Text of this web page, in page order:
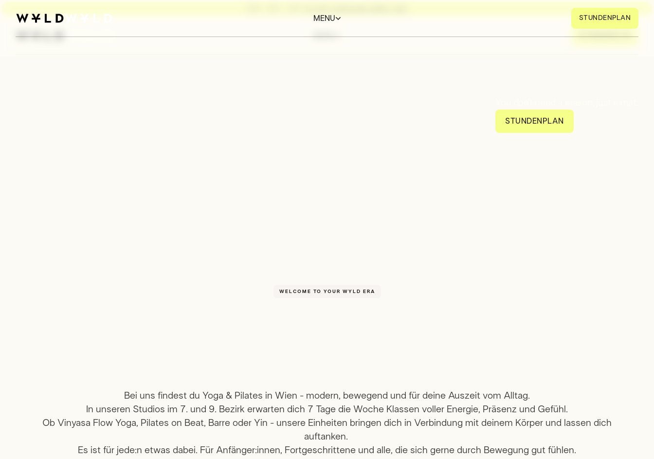
MENU STUNDENPLAN
MENU STUNDENPLAN
STUNDENPLAN
WELCOME TO YOUR WYLD ERA
Bei uns findest du Yoga & Pilates in Wien - modern, bewegend und für deine Auszeit vom Alltag.
In unseren Studios im 7. und 9. Bezirk erwarten dich 7 Tage die Woche Klassen voller Energie, Präsenz und Gefühl.
Ob Vinyasa Flow Yoga, Pilates on Beat, Barre oder Yin - unsere Einheiten bringen dich in Verbindung mit deinem Körper und lassen dich
auftanken.
Es ist für jede:n etwas dabei. Für Anfänger:innen, Fortgeschrittene und alle, die sich gerne durch Bewegung gut fühlen.